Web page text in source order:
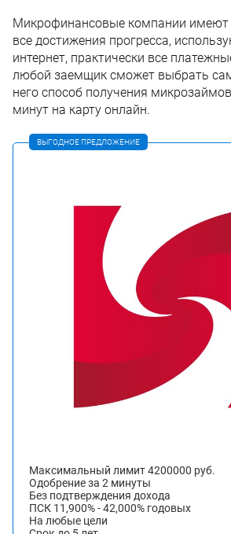
Микрофинансовые компании имеют
все достижения прогресса,
интернет, практически все
любой заемщик сможет выбрать
него способ получения
минут на карту онлайн.
ВЫГОДНОЕ ПРЕДЛОЖЕНИЕ
Максимальный лимит 4200000 руб.
Одобрение за 2 минуты
Без подтверждения дохода
ПСК 11,900% - 42,000% годовых
На любые цели